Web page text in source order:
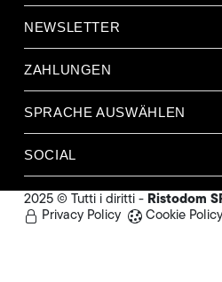
NEWSLETTER
ZAHLUNGEN
SPRACHE AUSWÄHLEN
SOCIAL
2025 © Tutti i diritti - Ristodom
Privacy Policy
Cookie Policy